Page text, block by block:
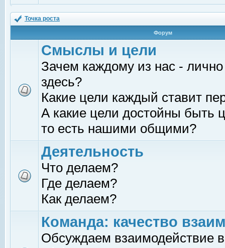
Точка роста
Форум
Смыслы и цели
Зачем каждому из нас -
здесь?
Какие цели каждый ставит
А какие цели достойны быть
то есть нашими общими?
Деятельность
Что делаем?
Где делаем?
Как делаем?
Команда: качество
Обсуждаем взаимодействие